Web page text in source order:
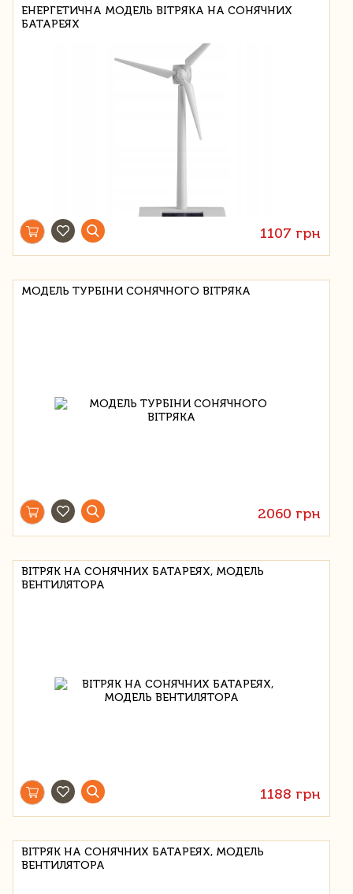
ЕНЕРГЕТИЧНА МОДЕЛЬ ВІТРЯКА НА СОНЯЧНИХ
БАТАРЕЯХ
1107 грн
МОДЕЛЬ ТУРБІНИ СОНЯЧНОГО ВІТРЯКА
2060 грн
ВІТРЯК НА СОНЯЧНИХ БАТАРЕЯХ, МОДЕЛЬ
ВЕНТИЛЯТОРА
1188 грн
ВІТРЯК НА СОНЯЧНИХ БАТАРЕЯХ, МОДЕЛЬ
ВЕНТИЛЯТОРА